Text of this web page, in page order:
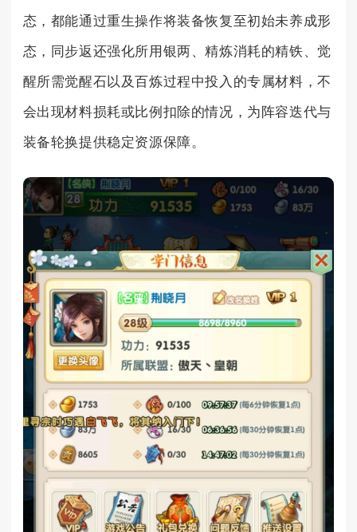
态，都能通过重生操作将装备恢复至初始未养成形
态，同步返还强化所用银两、精炼消耗的精铁、觉
醒所需觉醒石以及百炼过程中投入的专属材料，不
会出现材料损耗或比例扣除的情况，为阵容迭代与
装备轮换提供稳定资源保障。